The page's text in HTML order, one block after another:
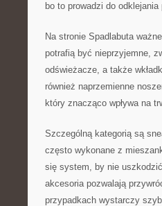
bo to prowadzi do
Na stronie Spadlabuta
potrafią być nieprzyjemne,
odświeżacze, a także
również naprzemienne
który znacząco wpływa na
Szczególną kategorią są
często wykonane z
się system, by nie
akcesoria pozwalają
przypadkach wystarczy